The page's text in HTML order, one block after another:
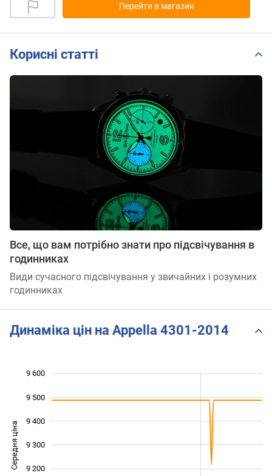
Перейти в магазин
Корисні статті
Все, що вам потрібно знати про підсвічування в
годинниках
Види сучасного підсвічування у звичайних і розумних
годинниках
Динаміка цін на Appella 4301-2014
Середня ціна 9 000
9 200
9 300
9 400
9 500
9 600